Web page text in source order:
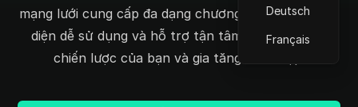
Deutsch
Français
mạng lưới cung cấp đa dạng chương trình CPS, giao
diện dễ sử dụng và hỗ trợ tận tâm để tinh chỉnh
chiến lược của bạn và gia tăng thu nhập.